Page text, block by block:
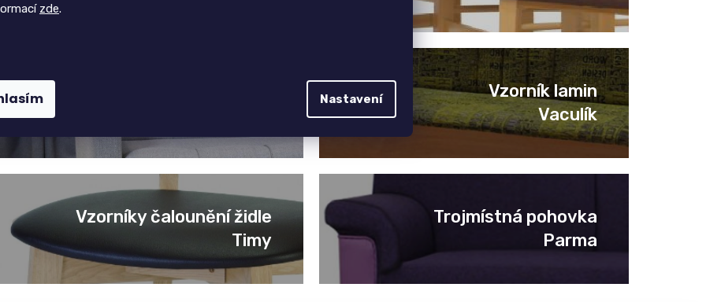
zde.
Nastavení
Vzorník lamin
Vaculík
Vzorníky čalounění židle
Timy
Trojmístná pohovka
Parma